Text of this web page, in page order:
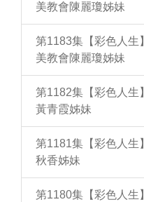
美教會陳麗瓊姊妹
第1183集【彩色人生
美教會陳麗瓊姊妹
第1182集【彩色人生
黃青霞姊妹
第1181集【彩色人生
秋香姊妹
第1180集【彩色人生